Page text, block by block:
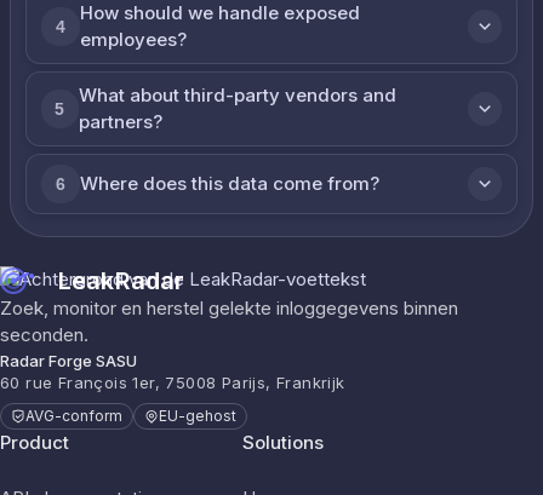
4
How should we handle exposed
employees?
5
What about third-party vendors and
partners?
6 Where does this data come from?
LeakRadar
Zoek, monitor en herstel gelekte inloggegevens binnen
seconden.
Radar Forge SASU
60 rue François 1er, 75008 Parijs, Frankrijk
AVG-conform EU-gehost
Product Solutions